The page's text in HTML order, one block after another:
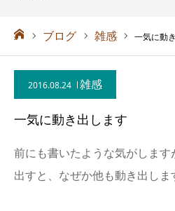
ム ブログ 雑感 一気に動
2016.08.24 雑感
一気に動き出します
前にも書いたような気がしま
出すと、なぜか他も動き出しま
採用情報